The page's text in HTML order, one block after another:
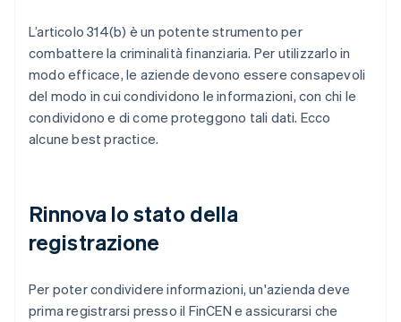
L’articolo 314(b) è un potente strumento per
combattere la criminalità finanziaria. Per utilizzarlo in
modo efficace, le aziende devono essere consapevoli
del modo in cui condividono le informazioni, con chi le
condividono e di come proteggono tali dati. Ecco
alcune best practice.
Rinnova lo stato della
registrazione
Per poter condividere informazioni, un'azienda deve
prima registrarsi presso il FinCEN e assicurarsi che